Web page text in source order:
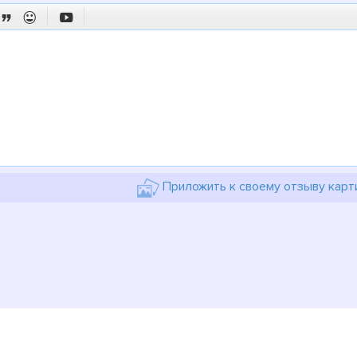
  
Приложить к своему отзыву